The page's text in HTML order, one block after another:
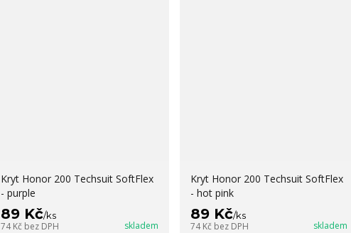
Kryt Honor 200 Techsuit SoftFlex
- purple
89 Kč/ks
74 Kč bez DPH skladem
Kryt Honor 200 Techsuit SoftFlex
- hot pink
89 Kč/ks
74 Kč bez DPH skladem